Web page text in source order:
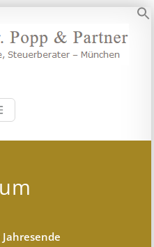
Hans,